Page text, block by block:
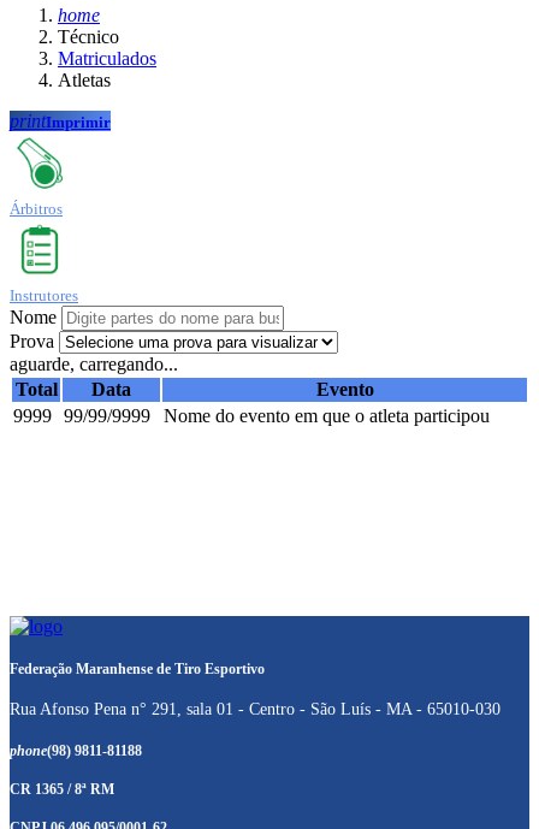
home
Técnico
Matriculados
Atletas
printImprimir
Árbitros
Instrutores
Nome
Prova
aguarde, carregando...
Total
Data
Evento
9999 99/99/9999 Nome do evento em que o atleta participou
Federação Maranhense de Tiro Esportivo
Rua Afonso Pena n° 291, sala 01 - Centro - São Luís - MA - 65010-030
phone(98) 9811-81188
CR 1365 / 8ª RM